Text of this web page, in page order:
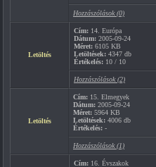
Hozzászólások (0)
Letöltés
Cím: 14. Európa
Dátum: 2005-09-24
Méret: 6105 KB
Letöltések: 4347 db
Értékelés: 10 / 10
Hozzászólások (2)
Letöltés
Cím: 15. Elmegyek
Dátum: 2005-09-24
Méret: 5964 KB
Letöltések: 4006 db
Értékelés: -
Hozzászólások (1)
Cím: 16. Évszakok